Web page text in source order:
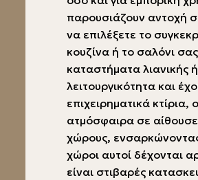
παρουσιάζουν αντοχή
να επιλέξετε το
κουζίνα ή το σαλόνι
καταστήματα λιανικής
λειτουργικότητα και
επιχειρηματικά
ατμόσφαιρα σε
χώρους,
χώροι αυτοί δέχονται
είναι στιβαρές